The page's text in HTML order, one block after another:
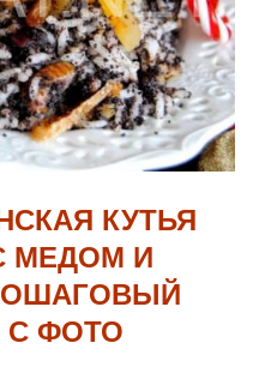
КУТЬЯ
МЕДОМ И
С ФОТО